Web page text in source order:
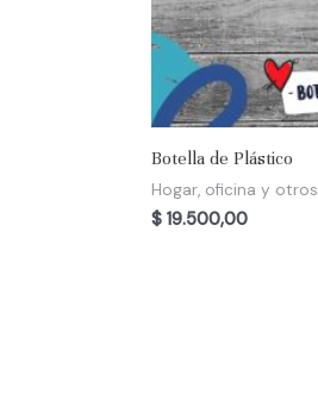
Botella de Plástico
Hogar, oficina y otros
$19.500,00